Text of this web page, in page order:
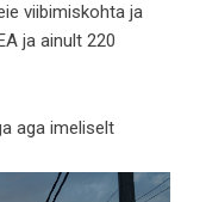
viibimiskohta ja
ja ainult 220
aga imeliselt